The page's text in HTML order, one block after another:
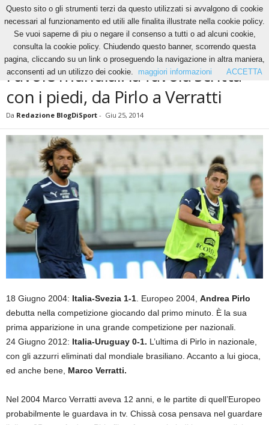
News Favole mundial: la favola scritta con i piedi, da Pirlo a Verratti
NEWS
Favole mundial: la favola scritta
con i piedi, da Pirlo a Verratti
Da Redazione BlogDiSport - Giu 25, 2014
18 Giugno 2004: Italia-Svezia 1-1 . Europeo 2004, Andrea Pirlo
debutta nella competizione giocando dal primo minuto. È la sua
prima apparizione in una grande competizione per nazionali.
24 Giugno 2012: Italia-Uruguay 0-1. L’ultima di Pirlo in nazionale,
con gli azzurri eliminati dal mondiale brasiliano. Accanto a lui gioca,
ed anche bene, Marco Verratti.
Nel 2004 Marco Verratti aveva 12 anni, e le partite di quell’Europeo
probabilmente le guardava in tv. Chissà cosa pensava nel guardare
Questo sito o gli strumenti terzi da questo utilizzati si avvalgono di cookie
necessari al funzionamento ed utili alle finalita illustrate nella cookie policy.
Se vuoi saperne di piu o negare il consenso a tutti o ad alcuni cookie,
consulta la cookie policy. Chiudendo questo banner, scorrendo questa
pagina, cliccando su un link o proseguendo la navigazione in altra maniera,
acconsenti ad un utilizzo dei cookie.
maggiori informazioni ACCETTA